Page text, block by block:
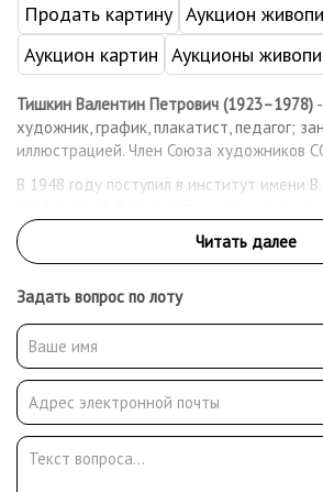
Продать картину Аукцион
Аукцион картин Аукционы
Тишкин Валентин Петрович (1923–1978)
художник, график, плакатист, педагог;
иллюстрацией. Член Союза художников
В 1948 году поступил в институт имени
Кибрика и М. В. Маторина. Его
иллюстраций к книге С. Злобина «Степан
После окончания института В. П. Тишкин
Государственным издательством
(ИЗОГИЗ), выполнял общественно-
сельскохозяйственные плакаты:
(1955), «Этих лет не смолкнет слава!»
колхоза нет поломанного воза. Во –
колхозный инвентарь!» (1957); с
автор плаката «И зимой будут свежие
Задать вопрос по лоту